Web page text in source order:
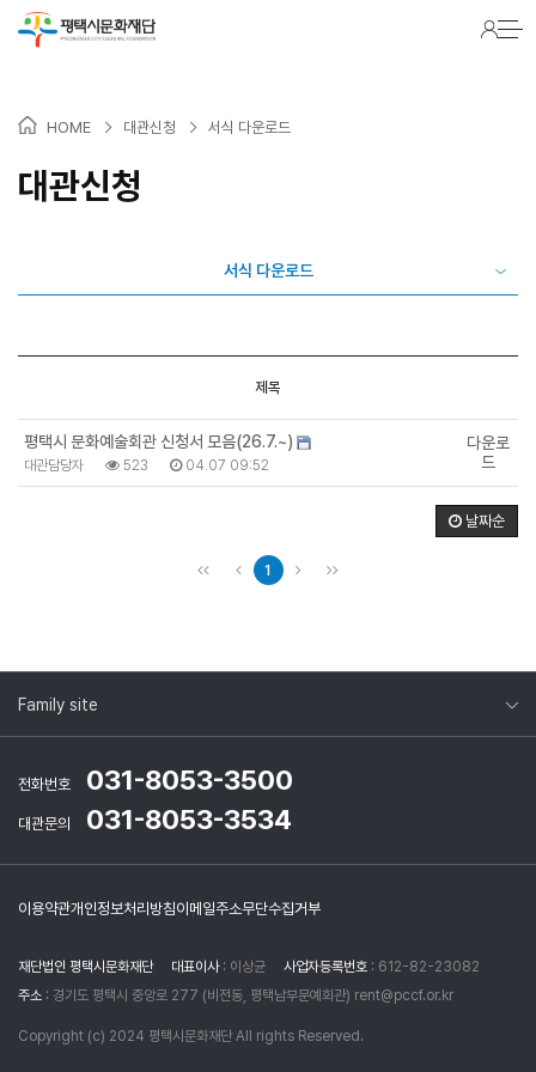
HOME > 대관신청 > 서식 다운로드
대관신청
서식 다운로드
제목
평택시 문화예술회관 신청서 모음(26.7.~)
대관담당자 523 04.07 09:52
다운로
드
날짜순
1
Family site
전화번호 031-8053-3500
대관문의 031-8053-3534
이용약관개인정보처리방침이메일주소무단수집거부
재단법인 평택시문화재단 대표이사 : 이상균 사업자등록번호 : 612-82-23082
주소 : 경기도 평택시 중앙로 277 (비전동, 평택남부문예회관) rent@pccf.or.kr
Copyright (c) 2024 평택시문화재단 All rights Reserved.